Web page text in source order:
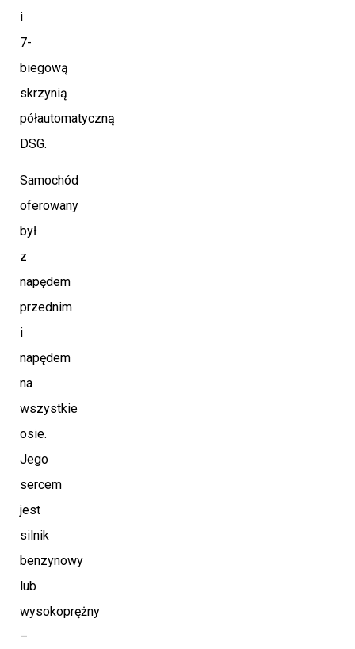
i
7-
biegową
skrzynią
półautomatyczną
DSG.
Samochód
oferowany
był
z
napędem
przednim
i
napędem
na
wszystkie
osie.
Jego
sercem
jest
silnik
benzynowy
lub
wysokoprężny
–